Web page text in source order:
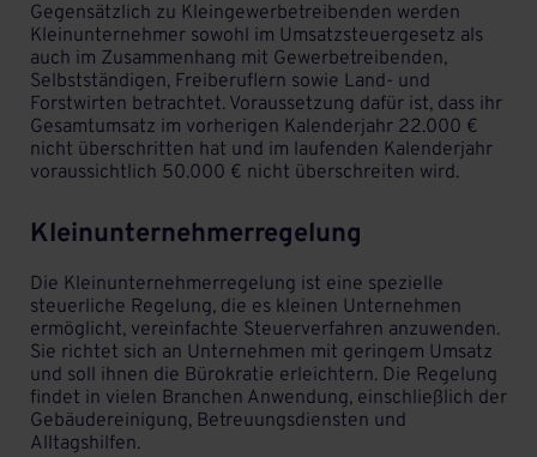
Gegensätzlich zu Kleingewerbetreibenden werden
Kleinunternehmer sowohl im Umsatzsteuergesetz als
auch im Zusammenhang mit Gewerbetreibenden,
Selbstständigen, Freiberuflern sowie Land- und
Forstwirten betrachtet. Voraussetzung dafür ist, dass ihr
Gesamtumsatz im vorherigen Kalenderjahr 22.000 €
nicht überschritten hat und im laufenden Kalenderjahr
voraussichtlich 50.000 € nicht überschreiten wird.
Kleinunternehmerregelung
Die Kleinunternehmerregelung ist eine spezielle
steuerliche Regelung, die es kleinen Unternehmen
ermöglicht, vereinfachte Steuerverfahren anzuwenden.
Sie richtet sich an Unternehmen mit geringem Umsatz
und soll ihnen die Bürokratie erleichtern. Die Regelung
findet in vielen Branchen Anwendung, einschließlich der
Gebäudereinigung, Betreuungsdiensten und
Alltagshilfen.